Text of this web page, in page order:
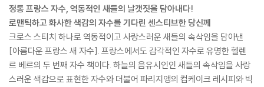
정통 프랑스 자수, 역동적인 새들의 날갯짓을 담아내다!
로맨틱하고 화사한 색감의 자수를 기다린 센스티브한 당신께
크로스 스티치 하나로 역동적이고 사랑스러운 새들의 속삭임을 담아낸
[아름다운 프랑스 새 자수]. 프랑스에서도 감각적인 자수로 유명한 헬렌
르 베르의 두 번째 자수 책이다. 하늘의 음유시인인 새들의 속삭임을 사랑
스러운 색감으로 표현한 자수와 더불어 파리지앵의 컵케이크 레시피와 빅